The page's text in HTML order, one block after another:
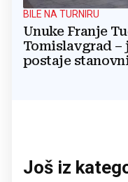
BILE NA TURNIRU
Unuke Franje
Tomislavgrad –
postaje
Još iz